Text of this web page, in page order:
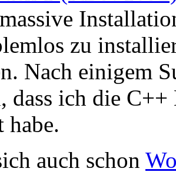
zu
Nach einigem
dass ich die
habe.
auch schon